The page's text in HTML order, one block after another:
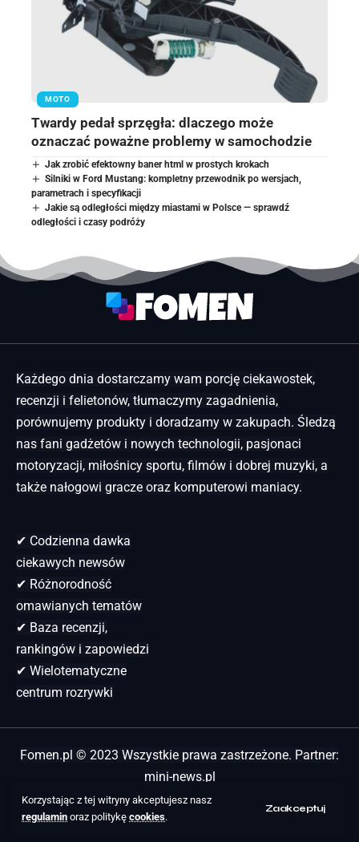
Korzystając z tej witryny akceptujesz nasz
regulamin oraz politykę cookies.
Zaakceptuj
MOTO
Twardy pedał sprzęgła: dlaczego może
oznaczać poważne problemy w samochodzie
Jak zrobić efektowny baner html w prostych krokach
Silniki w Ford Mustang: kompletny przewodnik po wersjach,
parametrach i specyfikacji
Jakie są odległości między miastami w Polsce — sprawdź
odległości i czasy podróży
Każdego dnia dostarczamy wam porcję ciekawostek,
recenzji i felietonów, tłumaczymy zagadnienia,
porównujemy produkty i doradzamy w zakupach. Śledzą
nas fani gadżetów i nowych technologii, pasjonaci
motoryzacji, miłośnicy sportu, filmów i dobrej muzyki, a
także nałogowi gracze oraz komputerowi maniacy.
✔ Codzienna dawka
ciekawych newsów
✔ Różnorodność
omawianych tematów
✔ Baza recenzji,
rankingów i zapowiedzi
✔ Wielotematyczne
centrum rozrywki
Fomen.pl © 2023 Wszystkie prawa zastrzeżone. Partner:
mini-news.pl